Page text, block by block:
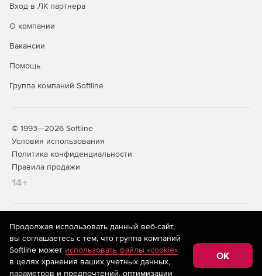
серверов и рабочих станций.
испанском, итальянском, немецком и французском.
Вход в ЛК партнера
О компании
Вакансии
Помощь
Группа компаний Softline
© 1993—2026 Softline
Условия использования
Политика конфиденциальности
Правила продажи
14+
На информационном ресурсе store.softline.ru применяются
рекомендательные технологии
(информационные технологии
предоставления информации на основе сбора,
систематизации и анализа сведений, относящихся к
предпочтениям пользователей сети «Интернет»,
находящихся на территории Российской Федерации)
Продолжая использовать данный веб-сайт,
вы соглашаетесь с тем, что группа компаний
Softline может использовать файлы «cookie»
в целях хранения ваших учетных данных,
параметров и предпочтений, оптимизации
OK